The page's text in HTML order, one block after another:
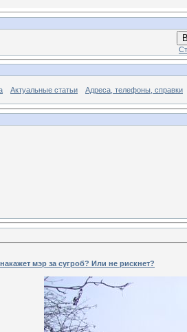
Актуальные статьи Адреса, телефоны, справки
мэр за сугроб? Или не рискнет?